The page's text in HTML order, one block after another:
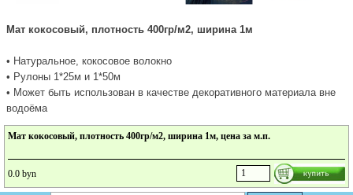
Мат кокосовый, плотность 400гр/м2, ширина 1м
• Натуральное, кокосовое волокно
• Рулоны 1*25м и 1*50м
• Может быть использован в качестве декоративного материала вне
водоёма
Мат кокосовый, плотность 400гр/м2, ширина 1м, цена за м.п.
0.0 byn